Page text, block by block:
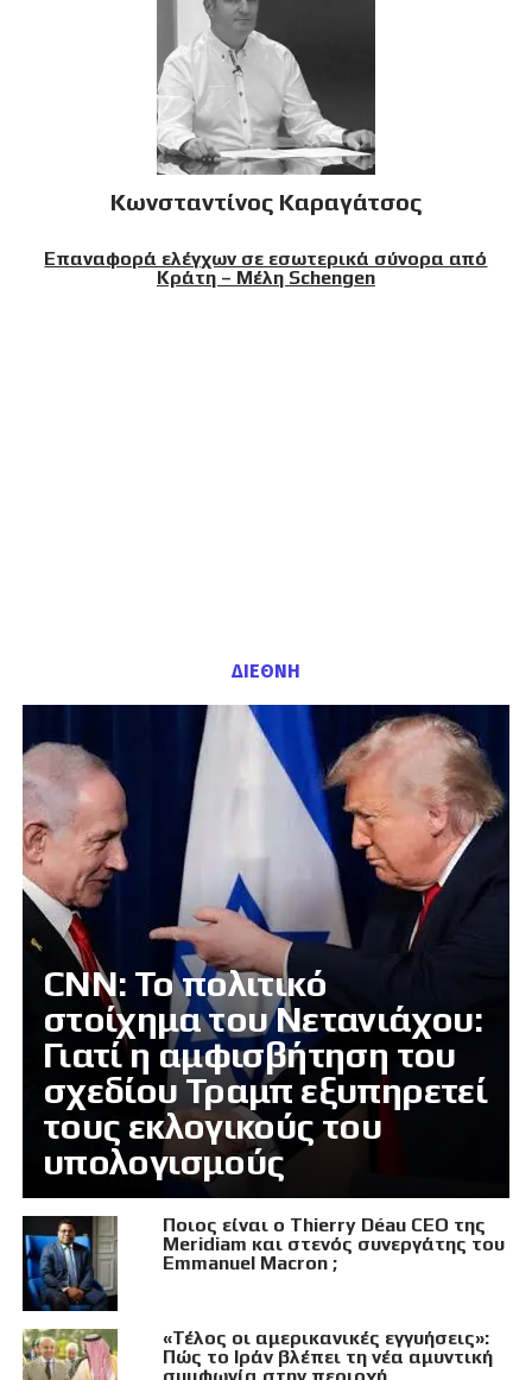
Κωνσταντίνος Καραγάτσος
Επαναφορά ελέγχων σε εσωτερικά σύνορα από
Κράτη – Μέλη Schengen
ΔΙΕΘΝΗ
CNN: Το πολιτικό
στοίχημα του Νετανιάχου:
Γιατί η αμφισβήτηση του
σχεδίου Τραμπ εξυπηρετεί
τους εκλογικούς του
υπολογισμούς
Ποιος είναι ο Thierry Déau CEO της
Meridiam και στενός συνεργάτης του
Emmanuel Macron ;
«Τέλος οι αμερικανικές εγγυήσεις»:
Πώς το Ιράν βλέπει τη νέα αμυντική